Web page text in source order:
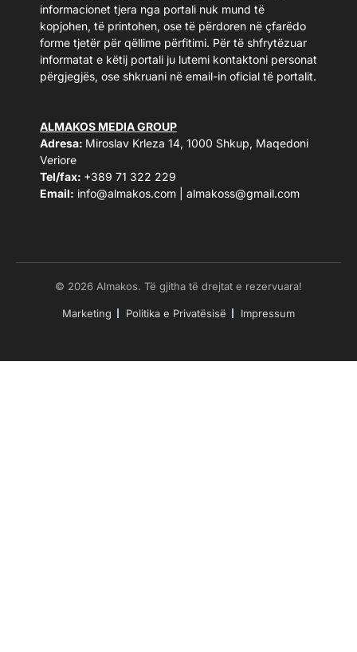
informacionet tjera nga portali nuk mund të
kopjohen, të printohen, ose të përdoren në çfarëdo
forme tjetër për qëllime përfitimi. Për të shfrytëzuar
informatat e këtij portali ju lutemi kontaktoni personat
përgjegjës, ose shkruani në email-in oficial të portalit.
ALMAKOS MEDIA GROUP
Adresa: Miroslav Krleza 14, 1000 Shkup, Maqedoni
Veriore
Tel/fax: +389 71 322 229
Email: info@almakos.com almakoss@gmail.com
© 2026 Almakos. Të gjitha të drejtat e rezervuara!
Marketing Politika e Privatësisë Impressum